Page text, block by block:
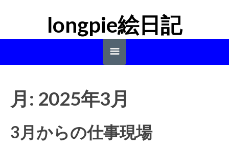
longpie絵日記
月: 2025年3月
3月からの仕事現場